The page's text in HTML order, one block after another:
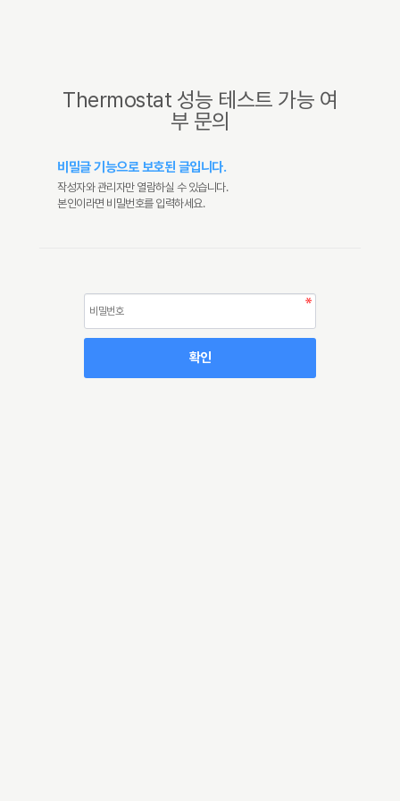
Thermostat 성능 테스트 가능 여
부 문의
비밀글 기능으로 보호된 글입니다.
작성자와 관리자만 열람하실 수 있습니다.
본인이라면 비밀번호를 입력하세요.